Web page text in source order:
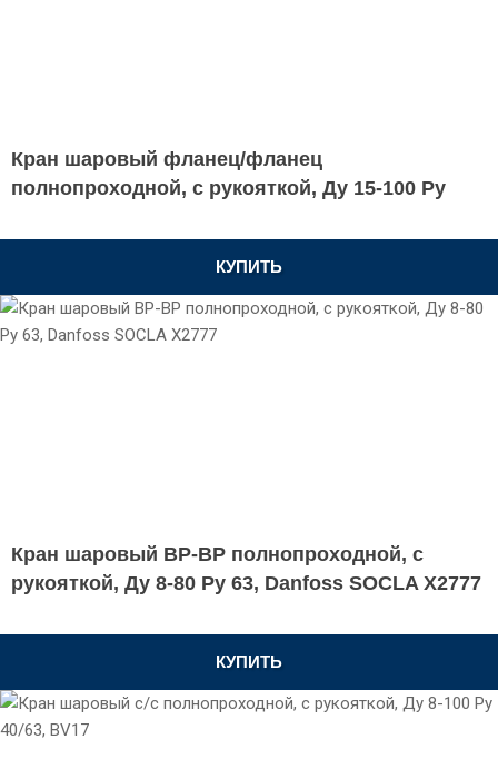
Кран шаровый фланец/фланец
полнопроходной, с рукояткой, Ду 15-100 Ру
КУПИТЬ
Кран шаровый ВР-ВР полнопроходной, с
рукояткой, Ду 8-80 Ру 63, Danfoss SOCLA X2777
КУПИТЬ